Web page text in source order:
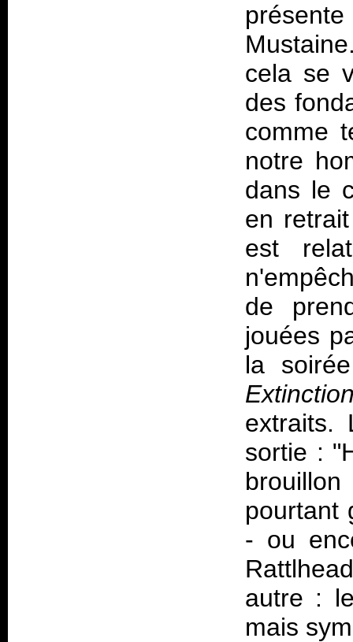
cela se
des
comme
notre
dans le
en
est
de
jouées
la
extraits.
sortie :
pourtant
- ou
autre :
mais